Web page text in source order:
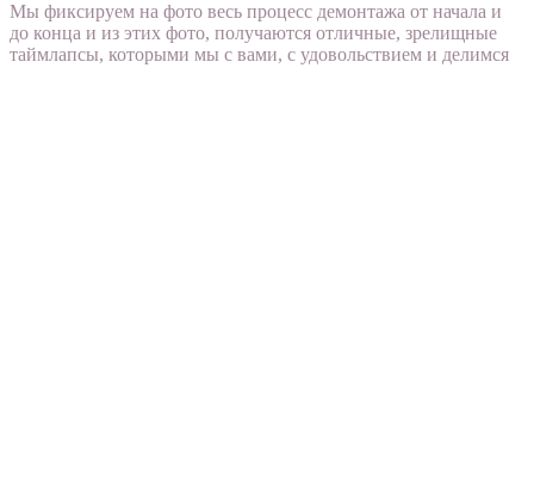
Мы фиксируем на фото весь процесс демонтажа от начала и
до конца и из этих фото, получаются отличные, зрелищные
таймлапсы, которыми мы с вами, с удовольствием и делимся